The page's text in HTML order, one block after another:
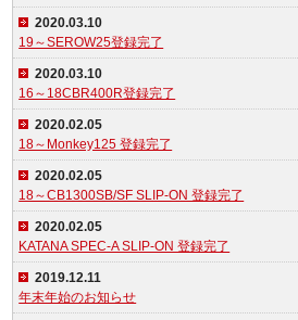
2020.03.10
19～SEROW25登録完了
2020.03.10
16～18CBR400R登録完了
2020.02.05
18～Monkey125 登録完了
2020.02.05
18～CB1300SB/SF SLIP-ON 登録完了
2020.02.05
KATANA SPEC-A SLIP-ON 登録完了
2019.12.11
年末年始のお知らせ